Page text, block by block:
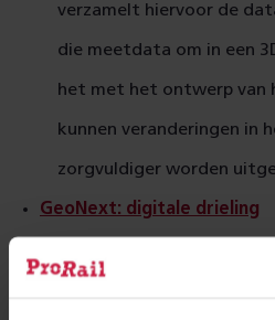
verzamelt hiervoor de
die meetdata om in een
het met het ontwerp van
kunnen veranderingen in
zorgvuldiger worden
GeoNext: digitale drieling